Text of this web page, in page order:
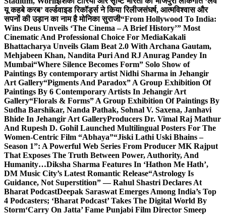
यू कहबे करब’ वर्ल्डवाइड रिकॉर्ड्स ने किया रिलीजसंघर्ष, आत्मविश्वास और
सपनों की उड़ान का नाम है मोनिका सुराजी“From Hollywood To India:
Wins Deus Unveils ‘The Cinema – A Brief History’” Most
Cinematic And Professional Choice For MediaKakali
Bhattacharya Unveils Glam Beat 2.0 With Archana Gautam,
Mehjabeen Khan, Nandita Puri And RJ Anurag Pandey In
Mumbai“Where Silence Becomes Form” Solo Show of
Paintings By contemporary artist Nidhi Sharma in Jehangir
Art Gallery“Pigments And Paradox” A Group Exhibition Of
Paintings By 6 Contemporary Artists In Jehangir Art
Gallery“Florals & Forms” A Group Exhibition Of Paintings By
Sudha Barshikar, Nanda Pathak, Sohnal V. Saxena, Janhavi
Bhide In Jehangir Art GalleryProducers Dr. Vimal Raj Mathur
And Rupesh D. Gohil Launched Multilingual Posters For The
Women-Centric Film “Abhaya”“Jiski Lathi Uski Bhains –
Season 1”: A Powerful Web Series From Producer MK Rajput
That Exposes The Truth Between Power, Authority, And
Humanity…Diksha Sharma Features In ‘Hathon Me Hath’,
DM Music City’s Latest Romantic Release“Astrology Is
Guidance, Not Superstition” — Rahul Shastri Declares At
Bharat PodcastDeepak Saraswat Emerges Among India’s Top
4 Podcasters; ‘Bharat Podcast’ Takes The Digital World By
Storm‘Carry On Jatta’ Fame Punjabi Film Director Smeep